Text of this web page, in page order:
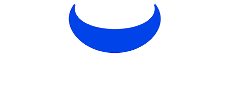
微
牛